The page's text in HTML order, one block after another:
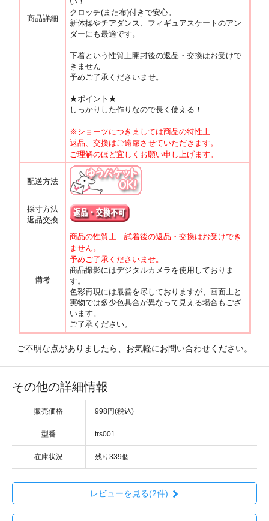
商品詳細
クロッチ(また布)付きで安心。
新体操やチアダンス、フィギュアスケートのアン
ダーにも最適です。
下着という性質上開封後の返品・交換はお受けで
きません
予めご了承くださいませ。
★ポイント★
しっかりした作りなので長く使える！
※ショーツにつきましては商品の特性上
返品、交換はご遠慮させていただきます。
ご理解のほど宜しくお願い申し上げます。
配送方法
採寸方法
返品交換
備考
商品の性質上 試着後の返品・交換はお受けでき
ません。
予めご了承くださいませ。
商品撮影にはデジタルカメラを使用しておりま
す。
色彩再現には最善を尽しておりますが、画面上と
実物では多少色具合が異なって見える場合もござ
います。
ご了承ください。
ご不明な点がありましたら、お気軽にお問い合わせください。
その他の詳細情報
販売価格 998円(税込)
型番 trs001
在庫状況 残り339個
レビューを見る(2件)